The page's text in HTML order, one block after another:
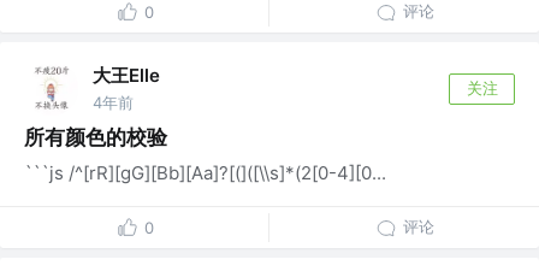
0 评论
大王Elle
4年前
关注
所有颜色的校验
```js /^[rR][gG][Bb][Aa]?[(]([\\s]*(2[0-4][0...
0 评论